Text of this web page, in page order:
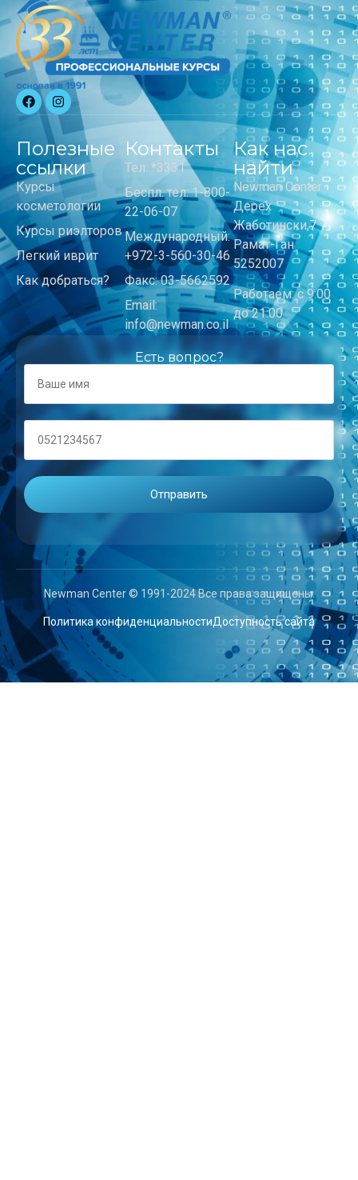
Полезные
ссылки
Курсы
косметологии
Курсы риэлторов
Легкий иврит
Как добраться?
Контакты
Тел: *3331
Беспл. тел: 1-800-
22-06-07
Международный:
+972-3-560-30-46
Факс: 03-5662592
Email:
info@newman.co.il
Как нас
найти
Newman Center
Дерех
Жаботински,7
Рамат-Ган
5252007
Работаем: с 9:00
до 21:00
Есть вопрос?
Newman Center © 1991-2024 Все права защищены.
Политика конфиденциальностиДоступность сайта